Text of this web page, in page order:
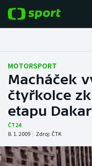
Fotbal
Hokej
Tenis
Atletika
Cyklistika
MOTORSPORT
Macháček
čtyřkolce
etapu
ČT24
8. 1. 2009 | Zdroj: ČTK